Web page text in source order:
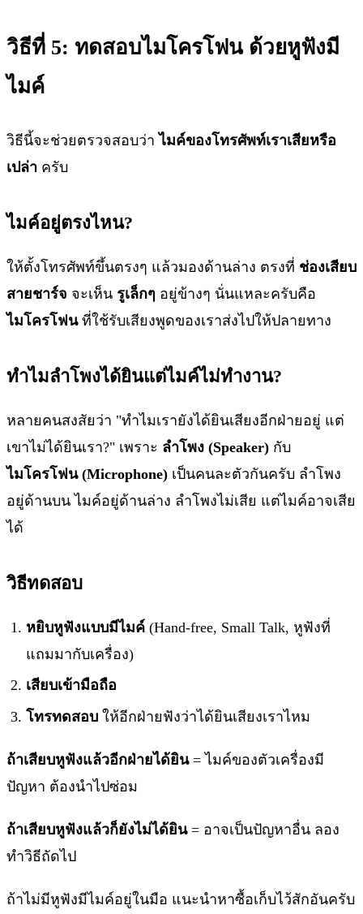
วิธีที่ 5: ทดสอบไมโครโฟน ด้วยหูฟังมี
ไมค์
วิธีนี้จะช่วยตรวจสอบว่าไมค์ของโทรศัพท์เราเสียหรือ
เปล่า ครับ
ไมค์อยู่ตรงไหน?
ให้ตั้งโทรศัพท์ขึ้นตรงๆ แล้วมองด้านล่าง ตรงที่ ช่องเสียบ
สายชาร์จ จะเห็น รูเล็กๆ อยู่ข้างๆ นั่นแหละครับคือ
ไมโครโฟนที่ใช้รับเสียงพูดของเราส่งไปให้ปลายทาง
ทำไมลำโพงได้ยินแต่ไมค์ไม่ทำงาน?
หลายคนสงสัยว่า "ทำไมเรายังได้ยินเสียงอีกฝ่ายอยู่ แต่
เขาไม่ได้ยินเรา?" เพราะ ลำโพง (Speaker) กับ
ไมโครโฟน (Microphone) เป็นคนละตัวกันครับ ลำโพง
อยู่ด้านบน ไมค์อยู่ด้านล่าง ลำโพงไม่เสีย แต่ไมค์อาจเสีย
ได้
วิธีทดสอบ
หยิบหูฟังแบบมีไมค์ (Hand-free, Small Talk, หูฟังที่
แถมมากับเครื่อง)
เสียบเข้ามือถือ
โทรทดสอบ ให้อีกฝ่ายฟังว่าได้ยินเสียงเราไหม
ถ้าเสียบหูฟังแล้วอีกฝ่ายได้ยิน= ไมค์ของตัวเครื่องมี
ปัญหา ต้องนำไปซ่อม
ถ้าเสียบหูฟังแล้วก็ยังไม่ได้ยิน= อาจเป็นปัญหาอื่น ลอง
ทำวิธีถัดไป
ถ้าไม่มีหูฟังมีไมค์อยู่ในมือ แนะนำหาซื้อเก็บไว้สักอันครับ